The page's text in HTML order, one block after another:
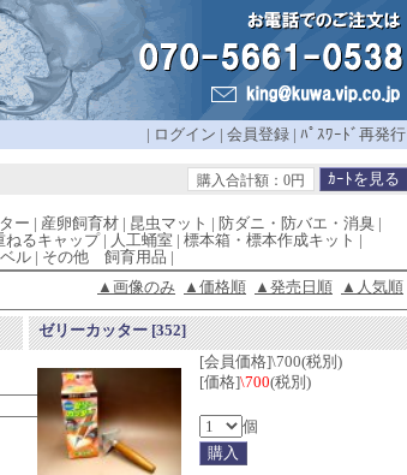
| ログイン | 会員登録 | ﾊﾟｽﾜｰﾄﾞ再発行
購入合計額：0円
ー | 産卵飼育材 | 昆虫マット | 防ダニ・防バエ・消臭 |
ねるキャップ | 人工蛹室 | 標本箱・標本作成キット |
ル | その他 飼育用品 |
▲画像のみ ▲価格順 ▲発売日順 ▲人気順
ゼリーカッター[352]
[会員価格]\700(税別)
[価格]\700(税別)
個